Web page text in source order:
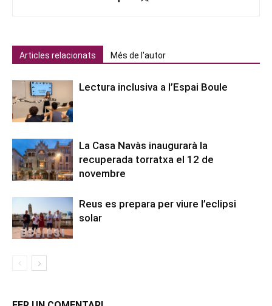
Articles relacionats Més de l'autor
Lectura inclusiva a l’Espai Boule
La Casa Navàs inaugurarà la
recuperada torratxa el 12 de
novembre
Reus es prepara per viure l’eclipsi
solar